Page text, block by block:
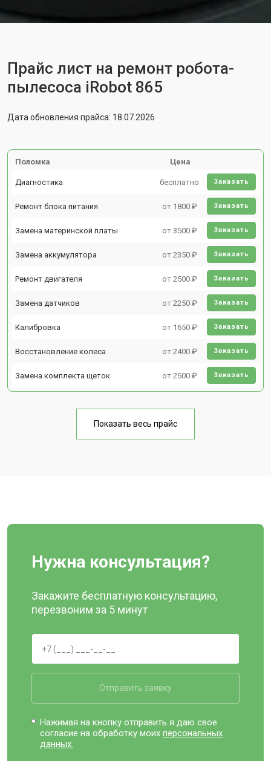
Прайс лист на ремонт робота-
пылесоса iRobot 865
Дата обновления прайса: 18.07.2026
Поломка Цена
Диагностика бесплатно Заказать
Ремонт блока питания от 1800 ₽ Заказать
Замена материнской платы от 3500 ₽ Заказать
Замена аккумулятора от 2350 ₽ Заказать
Ремонт двигателя от 2500 ₽ Заказать
Замена датчиков от 2250 ₽ Заказать
Калибровка от 1650 ₽ Заказать
Восстановление колеса от 2400 ₽ Заказать
Замена комплекта щеток от 2500 ₽ Заказать
Показать весь прайс
Нужна консультация?
Закажите бесплатную консультацию,
перезвоним за 5 минут
Отправить заявку
Нажимая на кнопку отправить я даю свое
согласие на обработку моихперсональных
данных.